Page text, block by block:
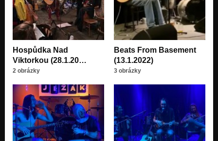
Hospůdka Nad
Viktorkou (28.1.20…
2 obrázky
Beats From Basement
(13.1.2022)
3 obrázky